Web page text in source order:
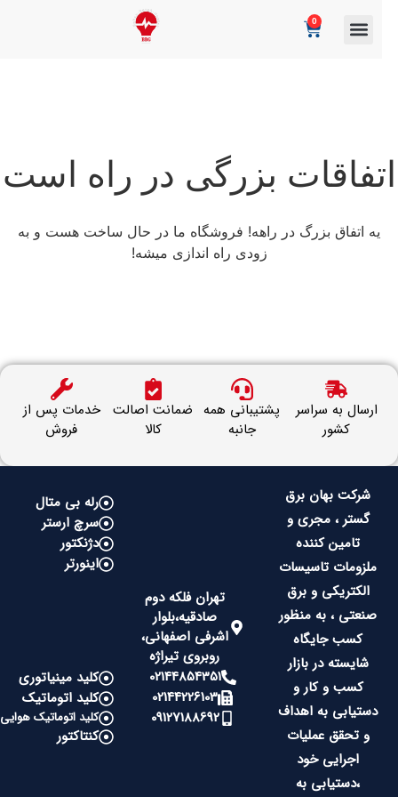
بزرگی در راه است
یه اتفاق بزرگ در راهه! فروشگاه ما در حال ساخت هست و به
زودی راه اندازی میشه!
ارسال به سراسر
کشور
پشتیبانی همه
جانبه
ضمانت اصالت
کالا
خدمات پس از
فروش
شرکت بهان برق
گستر ، مجری و
تامین کننده
ملزومات تاسیسات
الکتریکی و برق
صنعتی ، به منظور
کسب جایگاه
شایسته در بازار
کسب و کار و
دستیابی به اهداف
و تحقق عملیات
اجرایی خود
،دستیابی به
تهران فلکه دوم
صادقیه،بلوار
اشرفی اصفهانی،
روبروی تیراژه
02144854351
02144226103
09127188692
رله بی متال
سرچ ارستر
دژنکتور
اینورتر
کلید مینیاتوری
کلید اتوماتیک
کلید اتوماتیک هوایی
کنتاکتور